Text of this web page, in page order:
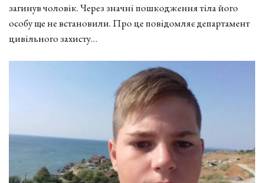
загинув чоловік. Через значні пошкодження тіла його
особу ще не встановили. Про це повідомляє департамент
цивільного захисту…